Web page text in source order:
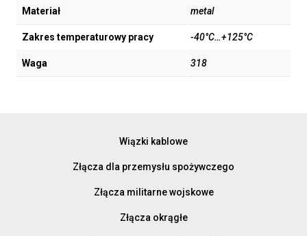
Materiał metal
Zakres temperaturowy pracy -40°C…+125°C
Waga 318
Wiązki kablowe
Złącza dla przemysłu spożywczego
Złącza militarne wojskowe
Złącza okrągłe